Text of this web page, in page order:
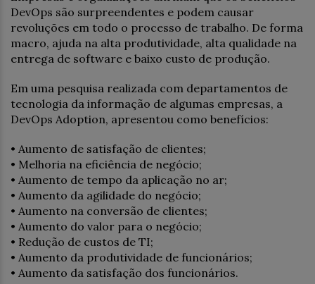
DevOps são surpreendentes e podem causar
revoluções em todo o processo de trabalho. De forma
macro, ajuda na alta produtividade, alta qualidade na
entrega de software e baixo custo de produção.
Em uma pesquisa realizada com departamentos de
tecnologia da informação de algumas empresas, a
DevOps Adoption, apresentou como benefícios:
• Aumento de satisfação de clientes;
• Melhoria na eficiência de negócio;
• Aumento de tempo da aplicação no ar;
• Aumento da agilidade do negócio;
• Aumento na conversão de clientes;
• Aumento do valor para o negócio;
• Redução de custos de TI;
• Aumento da produtividade de funcionários;
• Aumento da satisfação dos funcionários.